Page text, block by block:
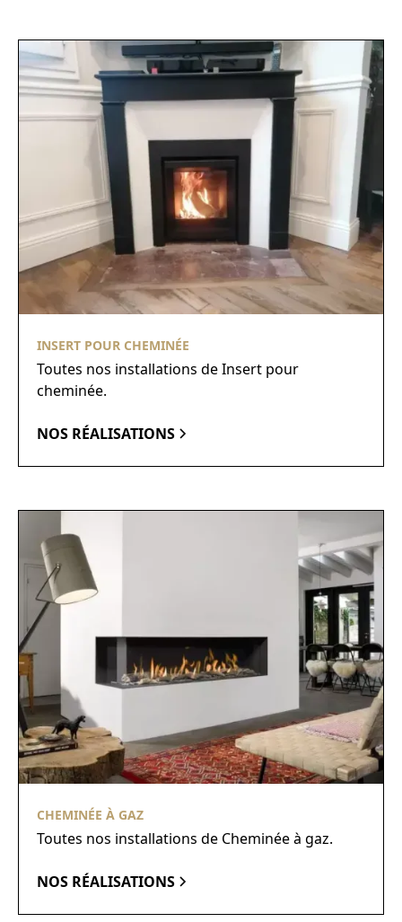
INSERT POUR CHEMINÉE
Toutes nos installations de Insert pour
cheminée.
NOS RÉALISATIONS
CHEMINÉE À GAZ
Toutes nos installations de Cheminée à gaz.
NOS RÉALISATIONS